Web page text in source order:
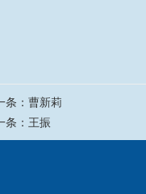
条： 曹新莉
条： 王振